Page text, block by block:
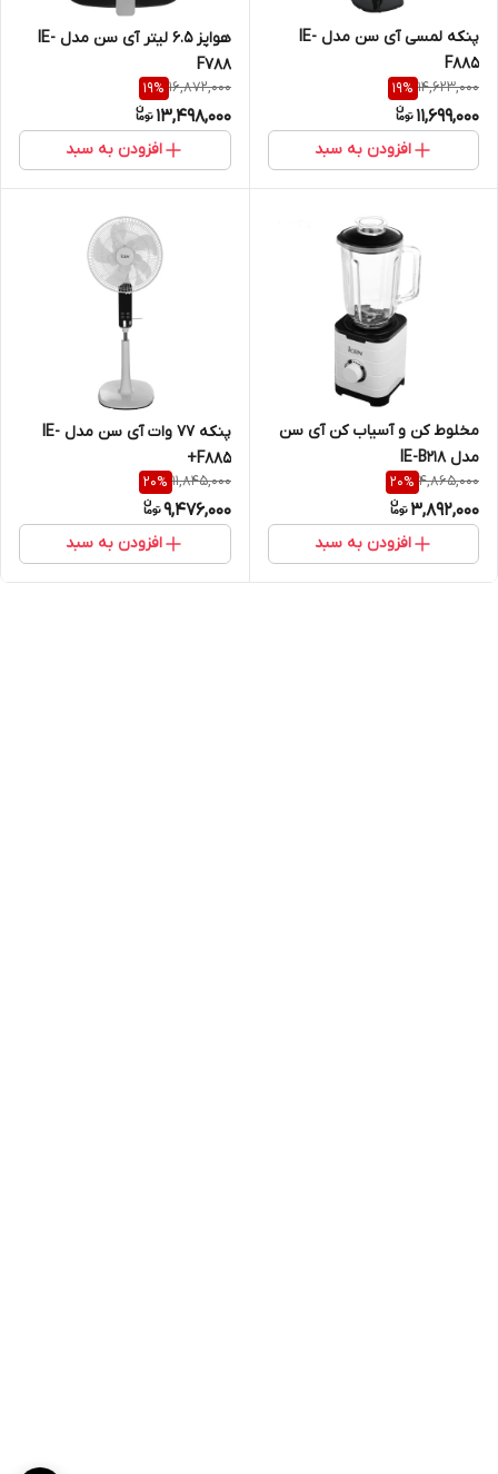
پنکه لمسی آی سن مدل IE-
F885
14,623,000
19%
11,699,000
افزودن به سبد
هواپز 6.5 لیتر آی سن مدل IE-
F788
16,872,000
19%
13,498,000
افزودن به سبد
مخلوط کن و آسیاب کن آی سن
مدل IE-B218
4,865,000
20%
3,892,000
افزودن به سبد
پنکه 77 وات آی سن مدل IE-
F885+
11,845,000
20%
9,476,000
افزودن به سبد